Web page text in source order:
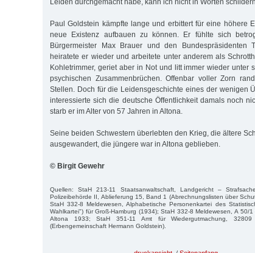
Paul Goldstein kämpfte lange und erbittert für eine höhere
neue Existenz aufbauen zu können. Er fühlte sich
Bürgermeister Max Brauer und den Bundespräsidenten
heiratete er wieder und arbeitete unter anderem als
Kohletrimmer, geriet aber in Not und litt immer wieder unter
psychischen Zusammenbrüchen. Offenbar voller Zorn
Stellen. Doch für die Leidensgeschichte eines der wenigen
interessierte sich die deutsche Öffentlichkeit damals noch
starb er im Alter von 57 Jahren in Altona.
Seine beiden Schwestern überlebten den Krieg, die ältere
ausgewandert, die jüngere war in Altona geblieben.
© Birgit Gewehr
Quellen: StaH 213-11 Staatsanwaltschaft, Landgericht –
Polizeibehörde II, Ablieferung 15, Band 1 (Abrechnungslisten über
StaH 332-8 Meldewesen, Alphabetische Personenkartei des
Wahlkartei") für Groß-Hamburg (1934); StaH 332-8 Meldewesen, A 50/
Altona 1933; StaH 351-11 Amt für Wiedergutmachung,
(Erbengemeinschaft Hermann Goldstein).